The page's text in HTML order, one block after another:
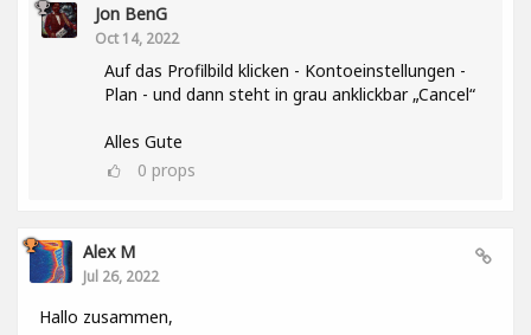
Jon BenG
Oct 14, 2022
Auf das Profilbild klicken - Kontoeinstellungen -
Plan - und dann steht in grau anklickbar „Cancel“
Alles Gute
0 props
Alex M
Jul 26, 2022
Hallo zusammen,